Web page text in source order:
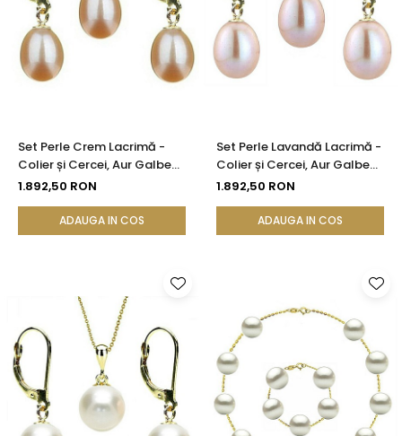
Set Perle Crem Lacrimă -
Colier și Cercei, Aur Galben
14K, Perle Naturale 5/8 mm |
1.892,50 RON
ADAUGA IN COS
Set Perle Lavandă Lacrimă -
Colier și Cercei, Aur Galben
14K, Perle Naturale 5/8 mm |
1.892,50 RON
ADAUGA IN COS